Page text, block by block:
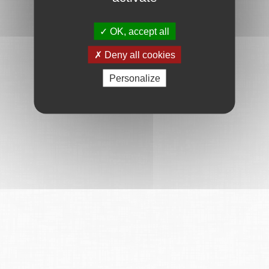
OK, accept all
Deny all cookies
Personalize